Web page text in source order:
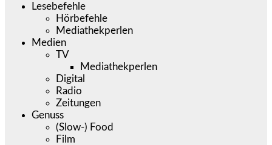
Lesebefehle
Hörbefehle
Mediathekperlen
Medien
TV
Mediathekperlen
Digital
Radio
Zeitungen
Genuss
(Slow-) Food
Film